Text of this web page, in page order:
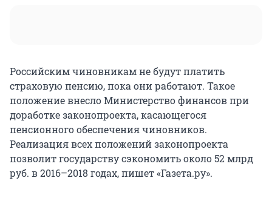
Российским чиновникам не будут платить
страховую пенсию, пока они работают. Такое
положение внесло Министерство финансов при
доработке законопроекта, касающегося
пенсионного обеспечения чиновников.
Реализация всех положений законопроекта
позволит государству сэкономить около 52 млрд
руб. в 2016–2018 годах, пишет «Газета.ру».